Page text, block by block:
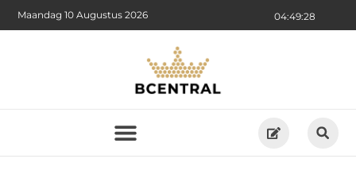
04:49:30
Maandag 10 Augustus 2026